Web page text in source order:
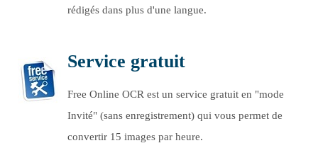
rédigés dans plus d'une langue.
Service gratuit
Free Online OCR est un service gratuit en "mode
Invité" (sans enregistrement) qui vous permet de
convertir 15 images par heure.